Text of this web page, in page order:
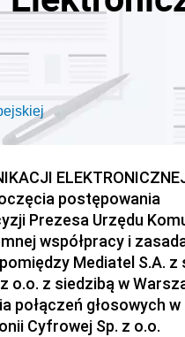
postępowania
Prezesa Urzędu
współpracy i
Mediatel S.A. z
o.o. z siedzibą w
połączeń głosowych
Cyfrowej Sp. z o.o.